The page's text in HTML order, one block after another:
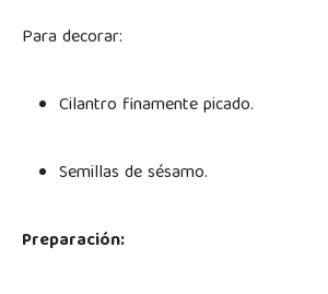
Para decorar:
Cilantro finamente picado.
Semillas de sésamo.
Preparación: